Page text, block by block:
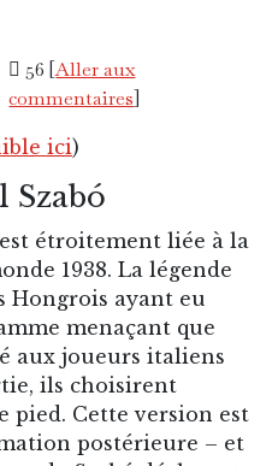
56 [Aller aux
commentaires]
ici)
Szabó
étroitement liée à la
1938. La légende
Hongrois ayant eu
menaçant que
aux joueurs italiens
ils choisirent
pied. Cette version est
postérieure – et